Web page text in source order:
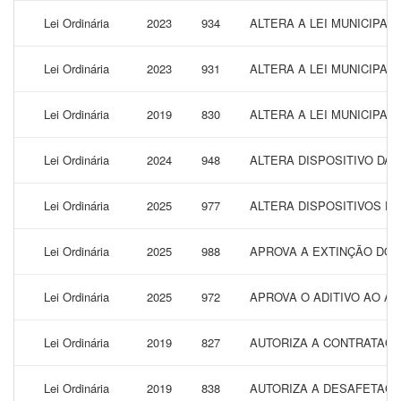
Lei Ordinária 2023 934 ALTERA A LEI MUNICIPAL
Lei Ordinária 2023 931 ALTERA A LEI MUNICIPAL
Lei Ordinária 2019 830 ALTERA A LEI MUNICIPAL
Lei Ordinária 2024 948 ALTERA DISPOSITIVO DA
Lei Ordinária 2025 977 ALTERA DISPOSITIVOS
Lei Ordinária 2025 988 APROVA A EXTINÇÃO
Lei Ordinária 2025 972 APROVA O ADITIVO AO
Lei Ordinária 2019 827 AUTORIZA A
Lei Ordinária 2019 838 AUTORIZA A